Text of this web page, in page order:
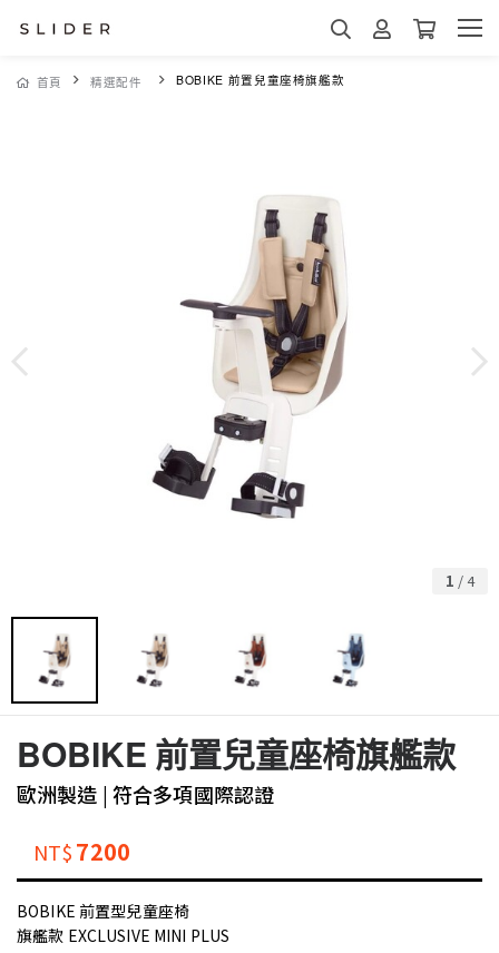
首頁 精選配件 BOBIKE 前置兒童座椅旗艦款
1 /4
BOBIKE 前置兒童座椅旗艦款
歐洲製造 | 符合多項國際認證
NT$7200
BOBIKE 前置型兒童座椅
旗艦款 EXCLUSIVE MINI PLUS